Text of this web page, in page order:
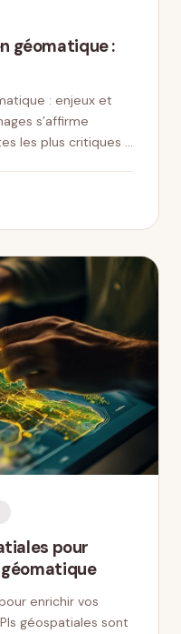
géomatique :
: enjeux et
s’affirme
les plus critiques …
pour
enrichir vos
géospatiales sont